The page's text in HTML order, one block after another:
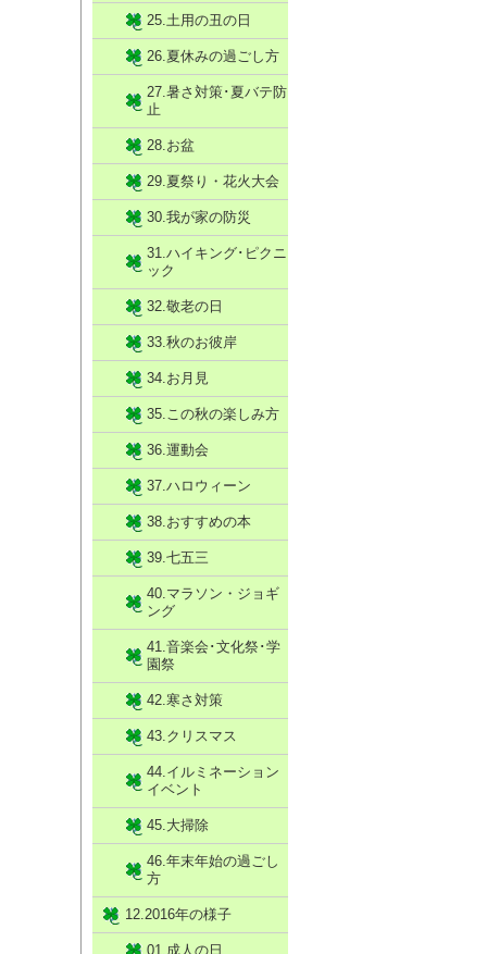
25.土用の丑の日
26.夏休みの過ごし方
27.暑さ対策･夏バテ防
止
28.お盆
29.夏祭り・花火大会
30.我が家の防災
31.ハイキング･ピクニ
ック
32.敬老の日
33.秋のお彼岸
34.お月見
35.この秋の楽しみ方
36.運動会
37.ハロウィーン
38.おすすめの本
39.七五三
40.マラソン・ジョギ
ング
41.音楽会･文化祭･学
園祭
42.寒さ対策
43.クリスマス
44.イルミネーション
イベント
45.大掃除
46.年末年始の過ごし
方
12.2016年の様子
01.成人の日